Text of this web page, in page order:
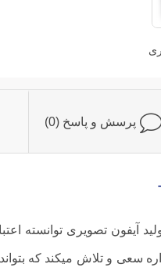
پرسش و پاسخ (0)
آیفون تصویری توانسته
و تلاش میکند که بتواند